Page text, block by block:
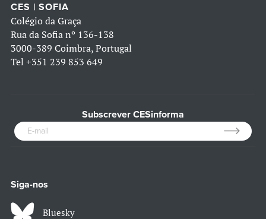
CES | SOFIA
Colégio da Graça
Rua da Sofia nº 136-138
3000-389 Coimbra, Portugal
Tel +351 239 853 649
Subscrever CESinforma
Siga-nos
Bluesky